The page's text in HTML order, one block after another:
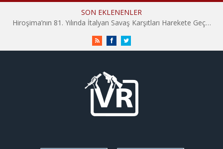
SON EKLENENLER
Hiroşima’nın 81. Yılında İtalyan Savaş Karşıtları Harekete Geçti: “Hatırlamak yeterli değil”
RSS FacebookTwitter